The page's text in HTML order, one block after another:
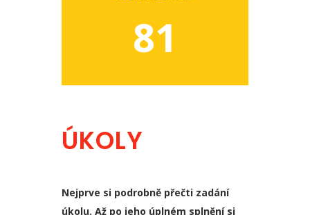
81
ÚKOLY
Nejprve si podrobně přečti zadání
úkolu. Až po jeho úplném splnění si